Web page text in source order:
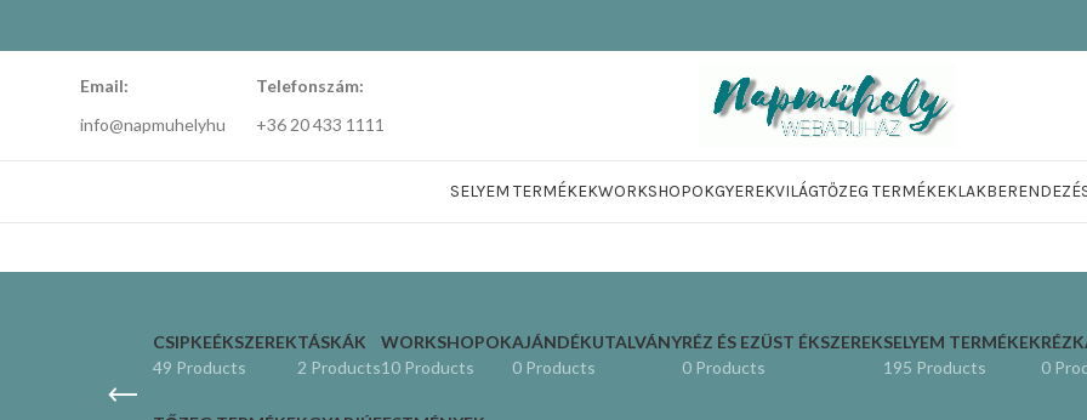
Email:
info@napmuhelyhu
Telefonszám:
+36 20 433 1111
SELYEM TERMÉKEKWORKSHOPOKGYEREKVILÁGTŐZEG TERMÉKEK
CSIPKEÉKSZEREK
49 Products
TÁSKÁK
2 Products
WORKSHOPOK
10 Products
AJÁNDÉKUTALVÁNY
0 Products
RÉZ ÉS EZÜST ÉKSZEREK
0 Products
SELYEM TERMÉKEK
195 Products
0